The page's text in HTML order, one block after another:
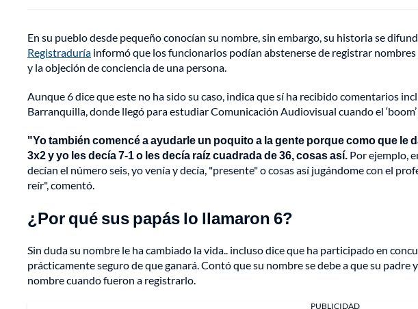
En su pueblo desde pequeño conocían su nombre, sin embargo, su historia se
Registraduría informó que los funcionarios podían abstenerse de registrar
y la objeción de conciencia de una persona.
Aunque 6 dice que este no ha sido su caso, indica que sí ha recibido comentarios
Barranquilla, donde llegó para estudiar Comunicación Audiovisual cuando el
"Yo también comencé a ayudarle un poquito a la gente porque como que le
3x2 y yo les decía 7-1 o les decía raíz cuadrada de 36, cosas así. Por ejemplo,
decían el número seis, yo venía y decía, "presente" o cosas así jugándome con el
reír", comentó.
¿Por qué sus papás lo llamaron 6?
Sin duda su nombre le ha cambiado la vida.. incluso dice que ha participado en
prácticamente seguro de que ganará. Contó que su nombre se debe a que su padre
nombre cuando fueron a registrarlo.
PUBLICIDAD